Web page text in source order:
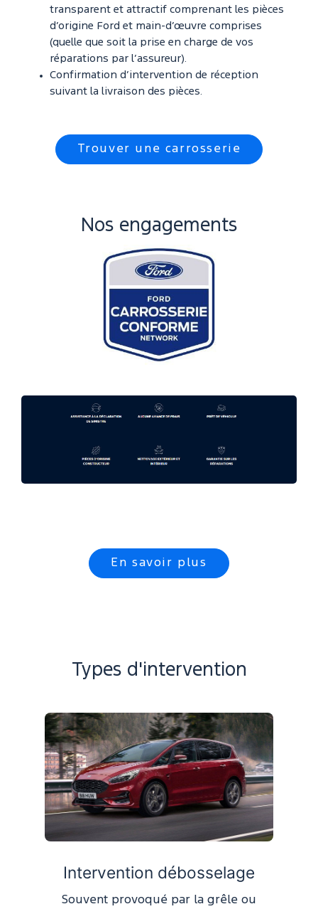
transparent et attractif comprenant les pièces
d’origine Ford et main-d’œuvre comprises
(quelle que soit la prise en charge de vos
réparations par l’assureur).
Confirmation d’intervention de réception
suivant la livraison des pièces.
Trouver une carrosserie
Nos engagements
En savoir plus
Types d'intervention
Intervention débosselage
Souvent provoqué par la grêle ou